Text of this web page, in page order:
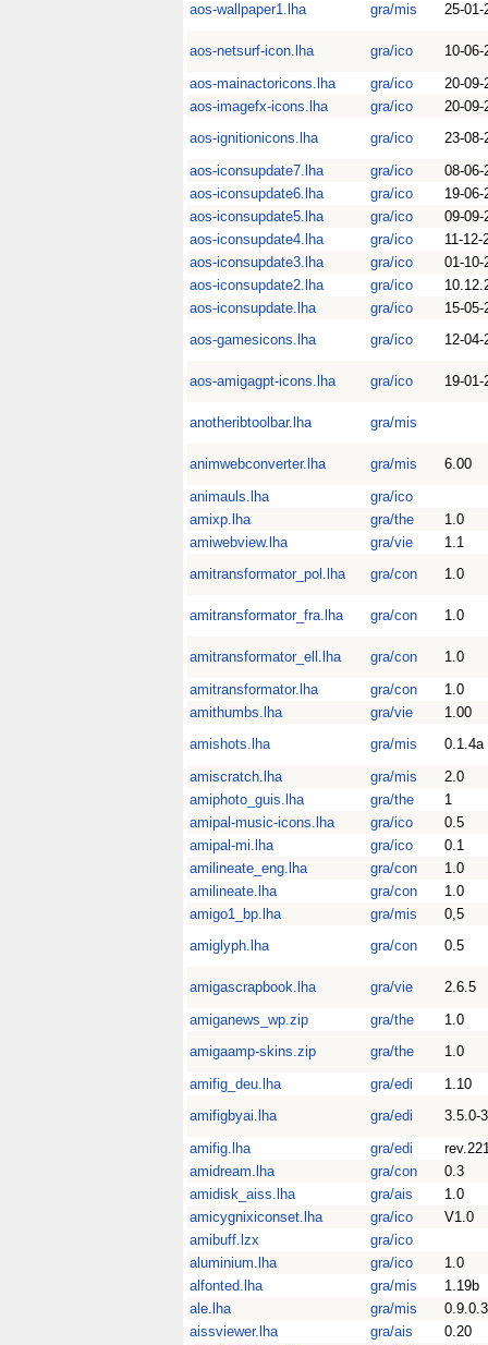
aos-wallpaper1.lha
gra/mis 25-01-
aos-netsurf-icon.lha gra/ico
10-06-
aos-mainactoricons.lha
gra/ico
20-09-
aos-imagefx-icons.lha
gra/ico
20-09-
aos-ignitionicons.lha
gra/ico
23-08-
aos-iconsupdate7.lha
gra/ico
08-06-
aos-iconsupdate6.lha
gra/ico
19-06-
aos-iconsupdate5.lha
gra/ico
09-09-
aos-iconsupdate4.lha
gra/ico
11-12-
aos-iconsupdate3.lha
gra/ico
01-10-
aos-iconsupdate2.lha
gra/ico
aos-iconsupdate.lha
gra/ico
15-05-
aos-gamesicons.lha
gra/ico 12-04-
aos-amigagpt-icons.lha gra/ico 19-01-
anotheribtoolbar.lha gra/mis
animwebconverter.lha gra/mis
6.00
animauls.lha
gra/ico
amixp.lha
gra/the
1.0
amiwebview.lha
gra/vie
1.1
amitransformator_pol.lha
gra/con 1.0
amitransformator_fra.lha gra/con 1.0
amitransformator_ell.lha gra/con
1.0
amitransformator.lha
gra/con
1.0
amithumbs.lha
gra/vie
1.00
amishots.lha
gra/mis
0.1.4a
amiscratch.lha
gra/mis
2.0
amiphoto_guis.lha
gra/the
1
amipal-music-icons.lha
gra/ico
0.5
amipal-mi.lha
gra/ico
0.1
amilineate_eng.lha
gra/con
1.0
amilineate.lha
gra/con
1.0
amigo1_bp.lha
gra/mis
0,5
amiglyph.lha
gra/con 0.5
amigascrapbook.lha gra/vie
2.6.5
amiganews_wp.zip
gra/the
1.0
amigaamp-skins.zip
gra/the
1.0
amifig_deu.lha
gra/edi
1.10
amifigbyai.lha
gra/edi
3.5.0-
amifig.lha
gra/edi
amidream.lha
gra/con
0.3
amidisk_aiss.lha
gra/ais
1.0
amicygnixiconset.lha
gra/ico
V1.0
amibuff.lzx
gra/ico
aluminium.lha
gra/ico
1.0
alfonted.lha
gra/mis
1.19b
ale.lha
gra/mis
0.9.0.3
aissviewer.lha
gra/ais
0.20